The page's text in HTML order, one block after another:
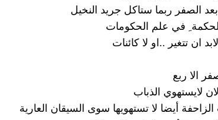
الصفر ربما ستاكل جريد النخيل
في علم الحكومات
ان تتغير ..او لا كائنات
الا ربع
لايستهوي الذباب
أيضا لا تستهويها سوى السيقان العارية